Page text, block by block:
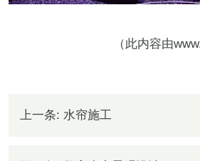
（此内容由
上一条: 水帘施工